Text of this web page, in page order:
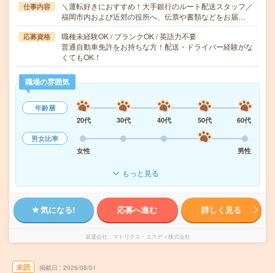
仕事内容
＼運転好きにおすすめ！大手銀行のルート配送スタッフ／
福岡市内および近郊の役所へ、伝票や書類などをお届…
応募資格
職種未経験OK / ブランクOK / 英語力不要
普通自動車免許をお持ちな方！配送・ドライバー経験がな
くてもOK！
職場の雰囲気
年齢層
20代
30代 40代 50代
60代
男女比率
女性
男性
もっと見る
気になる! 応募へ進む 詳しく見る
派遣会社 マトリクス・エスディ株式会社
未読 掲載日 2026/08/01